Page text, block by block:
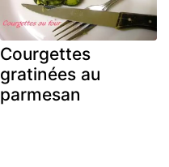
Courgettes
gratinées au
parmesan